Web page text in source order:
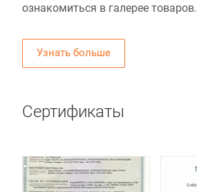
ознакомиться в галерее товаров.
Узнать больше
Сертификаты